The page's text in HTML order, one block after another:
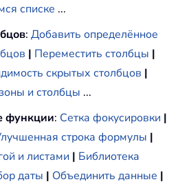
списке ...
: Добавить определённое
| Переместить столбцы |
скрытых столбцов |
и столбцы ...
функции: Сетка фокусировки |
строка формулы |
и листами | Библиотека
даты | Объединить данные |